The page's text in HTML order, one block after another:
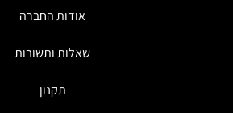
אודות החברה
שאלות ותשובות